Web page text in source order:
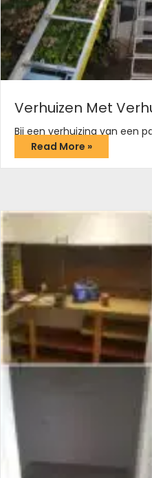
Verhuizen Met
Bij een verhuizing van een
Read More »